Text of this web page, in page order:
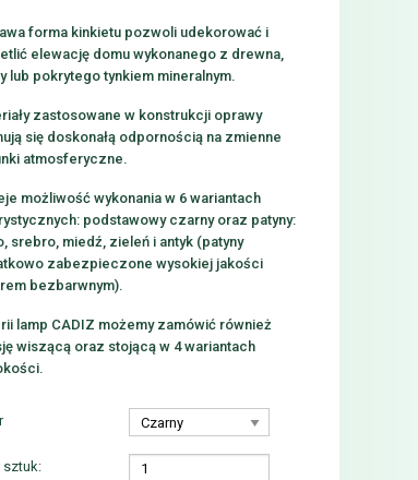
forma kinkietu pozwoli udekorować i
elewację domu wykonanego z drewna,
lub pokrytego tynkiem mineralnym.
zastosowane w konstrukcji oprawy
się doskonałą odpornością na zmienne
atmosferyczne.
możliwość wykonania w 6 wariantach
podstawowy czarny oraz patyny:
srebro, miedź, zieleń i antyk (patyny
zabezpieczone wysokiej jakości
bezbarwnym).
lamp CADIZ możemy zamówić również
wiszącą oraz stojącą w 4 wariantach
sztuk: